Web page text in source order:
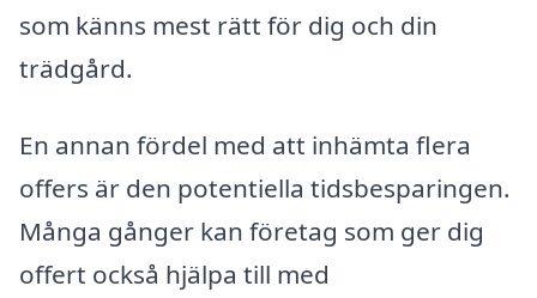
som känns mest rätt för dig och din
trädgård.
En annan fördel med att inhämta flera
offers är den potentiella tidsbesparingen.
Många gånger kan företag som ger dig
offert också hjälpa till med